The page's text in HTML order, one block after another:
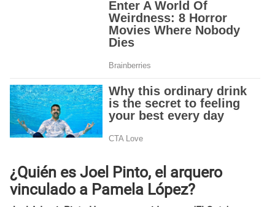
¿Quién es Joel Pinto, el arquero
vinculado a Pamela López?